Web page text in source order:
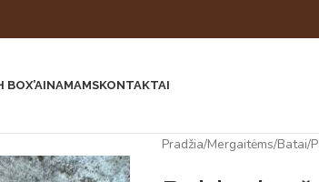
BOX’AINAMAMSKONTAKTAI
Pradžia Mergaitėms Batai